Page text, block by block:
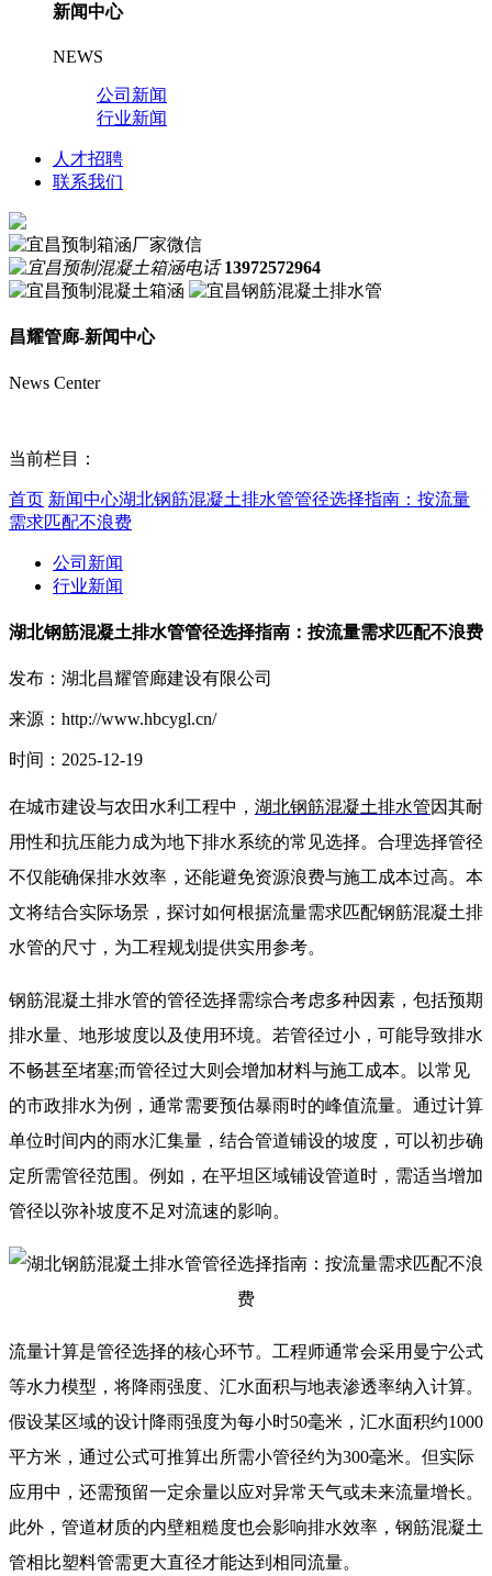
新闻中心
NEWS
公司新闻
行业新闻
人才招聘
联系我们
13972572964
昌耀管廊-新闻中心
News Center
当前栏目：
首页 新闻中心湖北钢筋混凝土排水管管径选择指南：按流量
需求匹配不浪费
公司新闻
行业新闻
湖北钢筋混凝土排水管管径选择指南：按流量需求匹配不浪费
发布：湖北昌耀管廊建设有限公司
来源：http://www.hbcygl.cn/
时间：2025-12-19
在城市建设与农田水利工程中， 湖北钢筋混凝土排水管因其耐
用性和抗压能力成为地下排水系统的常见选择。合理选择管径
不仅能确保排水效率，还能避免资源浪费与施工成本过高。本
文将结合实际场景，探讨如何根据流量需求匹配钢筋混凝土排
水管的尺寸，为工程规划提供实用参考。
钢筋混凝土排水管的管径选择需综合考虑多种因素，包括预期
排水量、地形坡度以及使用环境。若管径过小，可能导致排水
不畅甚至堵塞;而管径过大则会增加材料与施工成本。以常见
的市政排水为例，通常需要预估暴雨时的峰值流量。通过计算
单位时间内的雨水汇集量，结合管道铺设的坡度，可以初步确
定所需管径范围。例如，在平坦区域铺设管道时，需适当增加
管径以弥补坡度不足对流速的影响。
流量计算是管径选择的核心环节。工程师通常会采用曼宁公式
等水力模型，将降雨强度、汇水面积与地表渗透率纳入计算。
假设某区域的设计降雨强度为每小时50毫米，汇水面积约1000
平方米，通过公式可推算出所需小管径约为300毫米。但实际
应用中，还需预留一定余量以应对异常天气或未来流量增长。
此外，管道材质的内壁粗糙度也会影响排水效率，钢筋混凝土
管相比塑料管需更大直径才能达到相同流量。